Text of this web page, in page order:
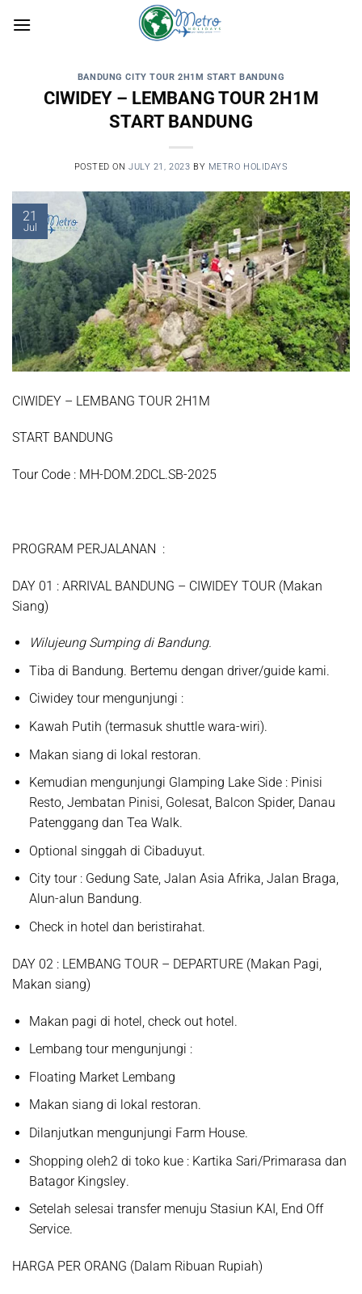
BANDUNG CITY TOUR 2H1M START BANDUNG
CIWIDEY – LEMBANG TOUR 2H1M
START BANDUNG
POSTED ONJULY 21, 2023 BY METRO HOLIDAYS
21
Jul
CIWIDEY – LEMBANG TOUR 2H1M
START BANDUNG
Tour Code : MH-DOM.2DCL.SB-2025
PROGRAM PERJALANAN :
DAY 01 : ARRIVAL BANDUNG – CIWIDEY TOUR (Makan
Siang)
Wilujeung Sumping di Bandung.
Tiba di Bandung. Bertemu dengan driver/guide kami.
Ciwidey tour mengunjungi :
Kawah Putih (termasuk shuttle wara-wiri).
Makan siang di lokal restoran.
Kemudian mengunjungi Glamping Lake Side: Pinisi
Resto, Jembatan Pinisi, Golesat, Balcon Spider, Danau
Patenggang dan Tea Walk.
Optional singgah di Cibaduyut.
City tour : Gedung Sate, Jalan Asia Afrika, Jalan Braga,
Alun-alun Bandung.
Check in hotel dan beristirahat.
DAY 02 : LEMBANG TOUR – DEPARTURE (Makan Pagi,
Makan siang)
Makan pagi di hotel, check out hotel.
Lembang tour mengunjungi :
Floating Market Lembang
Makan siang di lokal restoran.
Dilanjutkan mengunjungi Farm House.
Shopping oleh2 di toko kue : Kartika Sari/Primarasa dan
Batagor Kingsley.
Setelah selesai transfer menuju Stasiun KAI, End Off
Service.
HARGA PER ORANG (Dalam Ribuan Rupiah)